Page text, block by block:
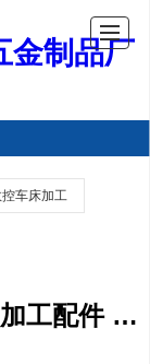
金制品厂
车床加工
201/202不锈钢细长轴螺纹轴加工配件 数控车床加工厂家